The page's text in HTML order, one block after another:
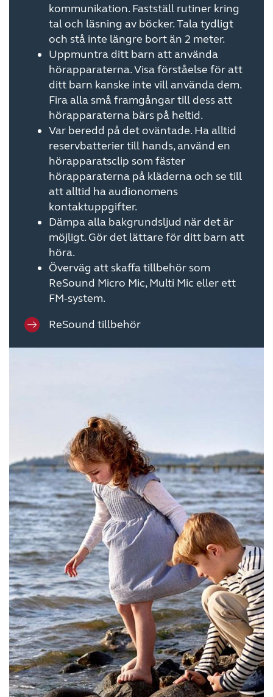
kommunikation. Fastställ rutiner kring
tal och läsning av böcker. Tala tydligt
och stå inte längre bort än 2 meter.
Uppmuntra ditt barn att använda
hörapparaterna. Visa förståelse för att
ditt barn kanske inte vill använda dem.
Fira alla små framgångar till dess att
hörapparaterna bärs på heltid.
Var beredd på det oväntade. Ha alltid
reservbatterier till hands, använd en
hörapparatsclip som fäster
hörapparaterna på kläderna och se till
att alltid ha audionomens
kontaktuppgifter.
Dämpa alla bakgrundsljud när det är
möjligt. Gör det lättare för ditt barn att
höra.
Överväg att skaffa tillbehör som
ReSound Micro Mic, Multi Mic eller ett
FM-system.
ReSound tillbehör